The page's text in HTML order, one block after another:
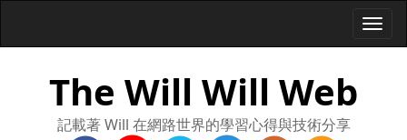
The Will Will Web
記載著 Will 在網路世界的學習心得與技術分享